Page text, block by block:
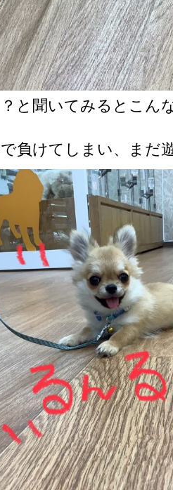
と聞いてみるとこん
負けてしまい、まだ